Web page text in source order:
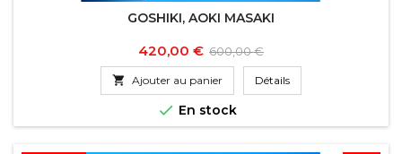
GOSHIKI, AOKI MASAKI
Prix
420,00 € Prix
de
base
600,00 €
 Ajouter au panier Détails
 En stock